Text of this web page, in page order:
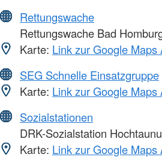
Rettungswache
Rettungswache Bad
Karte: Link zur Google Maps
SEG Schnelle Einsatzgruppe
Karte: Link zur Google Maps
Sozialstationen
DRK-Sozialstation
Karte: Link zur Google Maps